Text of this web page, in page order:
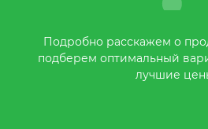
Подробно расскажем о
подберем оптимальный
лучшие